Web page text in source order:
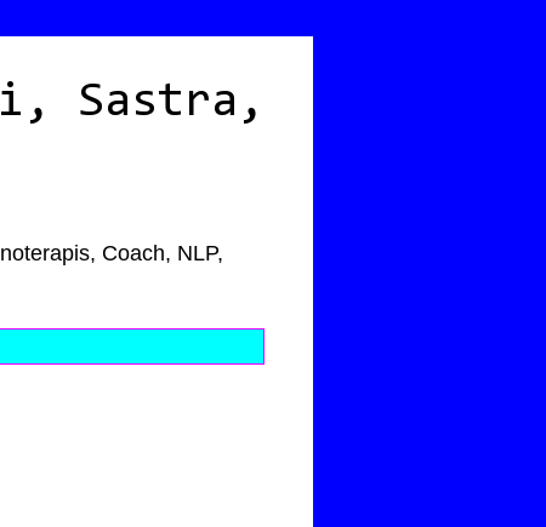
Sastra,
Coach, NLP,